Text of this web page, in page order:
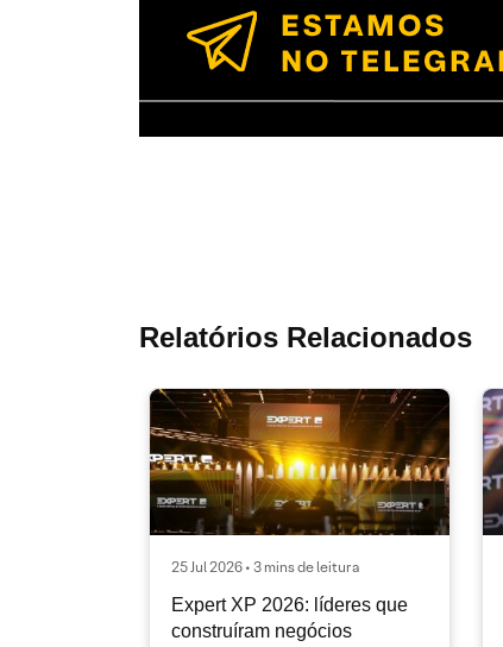
Relatórios Relacionados
25 Jul 2026 • 3 mins de leitura
Expert XP 2026: líderes que
construíram negócios